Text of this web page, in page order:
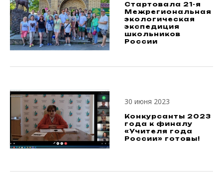
Стартовала 21-я
Межрегиональная
экологическая
экспедиция
школьников
России
30 июня 2023
Конкурсанты 2023
года к финалу
«Учителя года
России» готовы!